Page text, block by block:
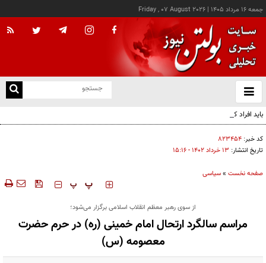
جمعه ۱۶ مرداد ۱۴۰۵ |
Friday , 07 August 2026
باز
و
باید افراد کارآمدتر را به کار گرفت/ کاری می کنیم در معیشت مردم مشکلی پیش نیاید
کد خبر: ۸۲۳۴۵۴
تاریخ انتشار: ۱۳ خرداد ۱۴۰۲ - ۱۵:۱۶
صفحه نخست »سیاسی
‍‍‍ پ پ
از سوی رهبر معظم انقلاب اسلامی برگزار می‌شود؛
مراسم سالگرد ارتحال امام خمینی (ره) در حرم حضرت
معصومه (س)